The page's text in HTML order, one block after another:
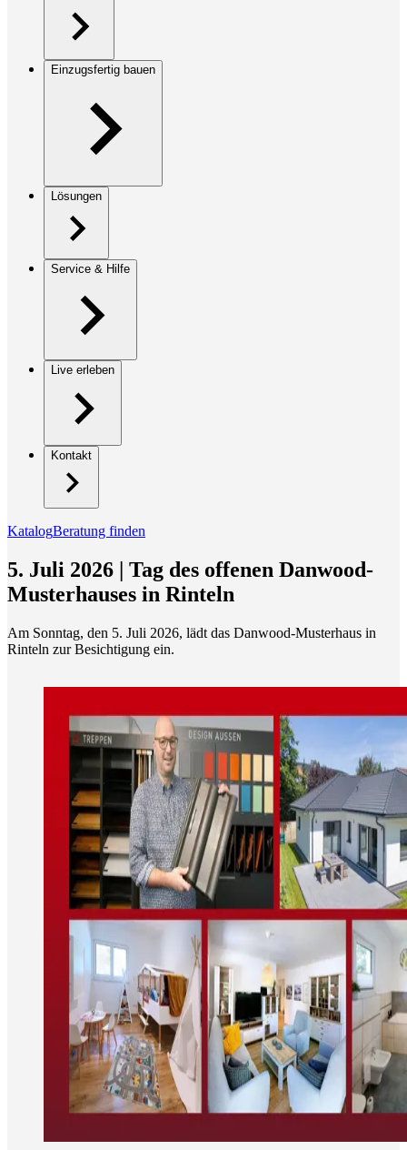
Einzugsfertig bauen
Lösungen
Service & Hilfe
Live erleben
Kontakt
KatalogBeratung finden
5. Juli 2026 | Tag des offenen Danwood-
Musterhauses in Rinteln
Am Sonntag, den 5. Juli 2026, lädt das Danwood-Musterhaus in
Rinteln zur Besichtigung ein.